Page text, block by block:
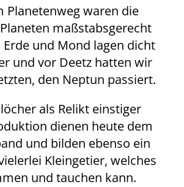
Planetenweg waren die
maßstabsgerecht
und Mond lagen dicht
und vor Deetz hatten wir
den Neptun passiert.
als Relikt einstiger
dienen heute dem
und bilden ebenso ein
Kleingetier, welches
und tauchen kann.